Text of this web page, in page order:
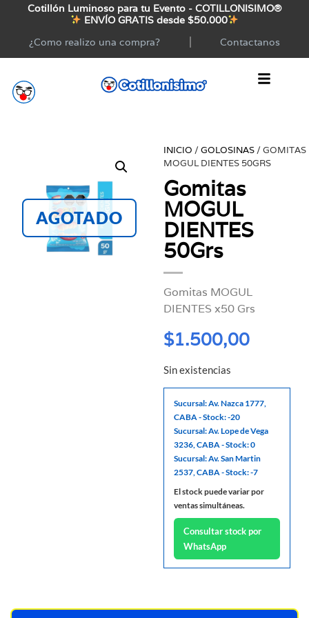
Cotillón Luminoso para tu Evento - COTILLONISIMO®
ENVÍO GRATIS desde $50.000
¿Como realizo una compra?
Contactanos
AGOTADO
INICIO /GOLOSINAS / GOMITAS
MOGUL DIENTES 50GRS
Gomitas
MOGUL
DIENTES
50Grs
Gomitas MOGUL
DIENTES x50 Grs
$1.500,00
Sin existencias
Sucursal: Av. Nazca 1777,
CABA - Stock: -20
Sucursal: Av. Lope de Vega
3236, CABA - Stock: 0
Sucursal: Av. San Martin
2537, CABA - Stock: -7
El stock puede variar por
ventas simultáneas.
Consultar stock por
WhatsApp